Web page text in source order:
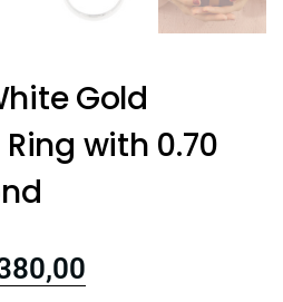
Gold
with 0.70